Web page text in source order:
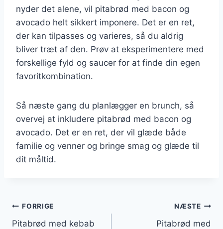
nyder det alene, vil pitabrød med bacon og
avocado helt sikkert imponere. Det er en ret,
der kan tilpasses og varieres, så du aldrig
bliver træt af den. Prøv at eksperimentere med
forskellige fyld og saucer for at finde din egen
favoritkombination.
Så næste gang du planlægger en brunch, så
overvej at inkludere pitabrød med bacon og
avocado. Det er en ret, der vil glæde både
familie og venner og bringe smag og glæde til
dit måltid.
Indlægsnavigation
FORRIGE
Pitabrød med kebab
NÆSTE
Pitabrød med